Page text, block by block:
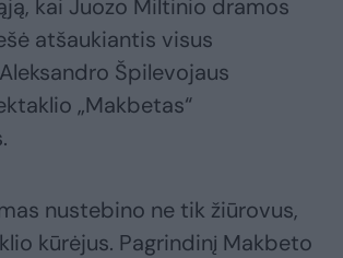
kai Juozo Miltinio dramos
atšaukiantis visus
Špilevojaus
„Makbetas“
nustebino ne tik žiūrovus,
kūrėjus. Pagrindinį Makbeto